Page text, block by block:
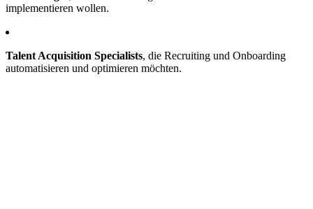
implementieren wollen.
Talent Acquisition Specialists, die Recruiting und Onboarding
automatisieren und optimieren möchten.